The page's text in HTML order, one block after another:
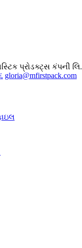
પ્રોડક્ટ્સ કંપની લિ.
gloria@mfirstpack.com